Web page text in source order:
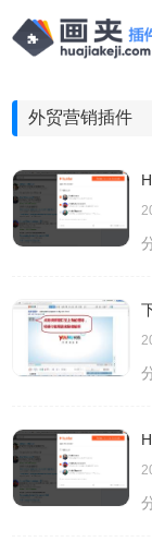
外贸营销插件